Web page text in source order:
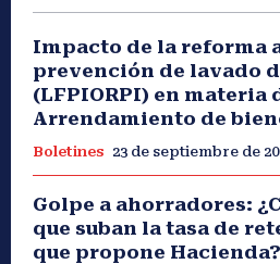
Impacto de la reforma
prevención de lavado
(LFPIORPI) en materia
Arrendamiento de
Boletines 23 de septiembre de
Golpe a ahorradores:
que suban la tasa de
que propone Hacienda?